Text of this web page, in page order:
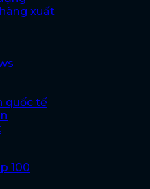
xuất
quốc tế
100